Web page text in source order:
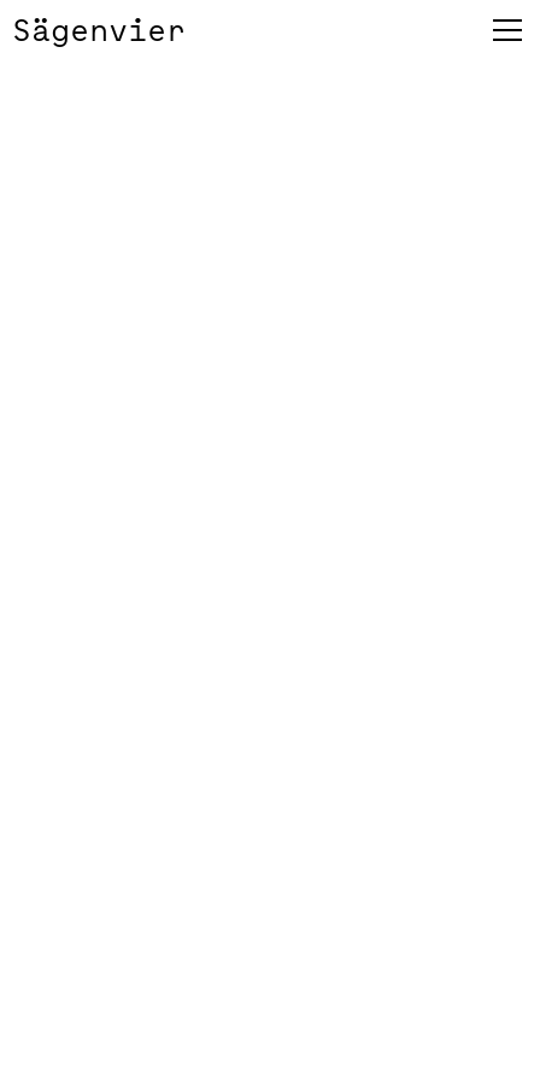
Sägenvier